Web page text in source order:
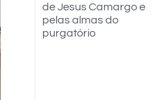
de Jesus Camargo e
pelas almas do
purgatório